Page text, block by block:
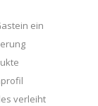
ein
verleiht